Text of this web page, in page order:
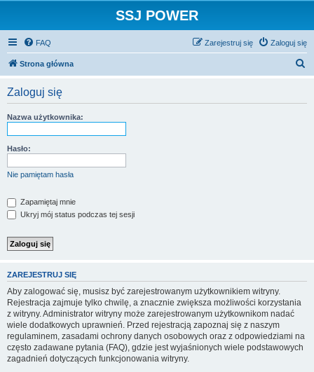
SSJ POWER
FAQ Zaloguj się
Zarejestruj się
Strona główna
Zaloguj się
Nazwa użytkownika:
Hasło:
Nie pamiętam hasła
Zapamiętaj mnie
Ukryj mój status podczas tej sesji
ZAREJESTRUJ SIĘ
Aby zalogować się, musisz być zarejestrowanym użytkownikiem witryny.
Rejestracja zajmuje tylko chwilę, a znacznie zwiększa możliwości korzystania
z witryny. Administrator witryny może zarejestrowanym użytkownikom nadać
wiele dodatkowych uprawnień. Przed rejestracją zapoznaj się z naszym
regulaminem, zasadami ochrony danych osobowych oraz z odpowiedziami na
często zadawane pytania (FAQ), gdzie jest wyjaśnionych wiele podstawowych
zagadnień dotyczących funkcjonowania witryny.